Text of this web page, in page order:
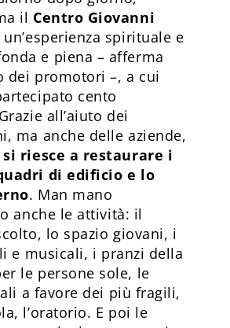
il Centro Giovanni
un’esperienza spirituale e
e piena – afferma
dei promotori –, a cui
cento
all’aiuto dei
ma anche delle aziende,
riesce a restaurare i
di edificio e lo
. Man mano
anche le attività: il
lo spazio giovani, i
e musicali, i pranzi della
le persone sole, le
a favore dei più fragili,
l’oratorio. E poi le